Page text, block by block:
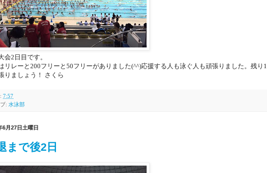
会2日目です。
リレーと200フリーと50フリーがありました(^^)応援する人も泳ぐ人も頑張りました。残り1
りましょう！ さくら
7:57
: 水泳部
6月27日土曜日
まで後2日